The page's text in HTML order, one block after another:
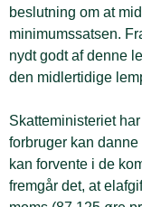
beslutning om at
minimumssatsen.
nydt godt af denne
den midlertidige
Skatteministeriet
forbruger kan
kan forvente i de
fremgår det, at